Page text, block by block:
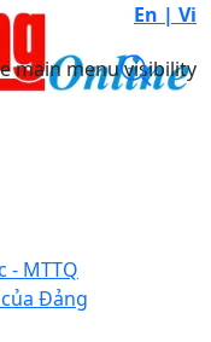
En | Vi
main menu visibility
- MTTQ
Đảng